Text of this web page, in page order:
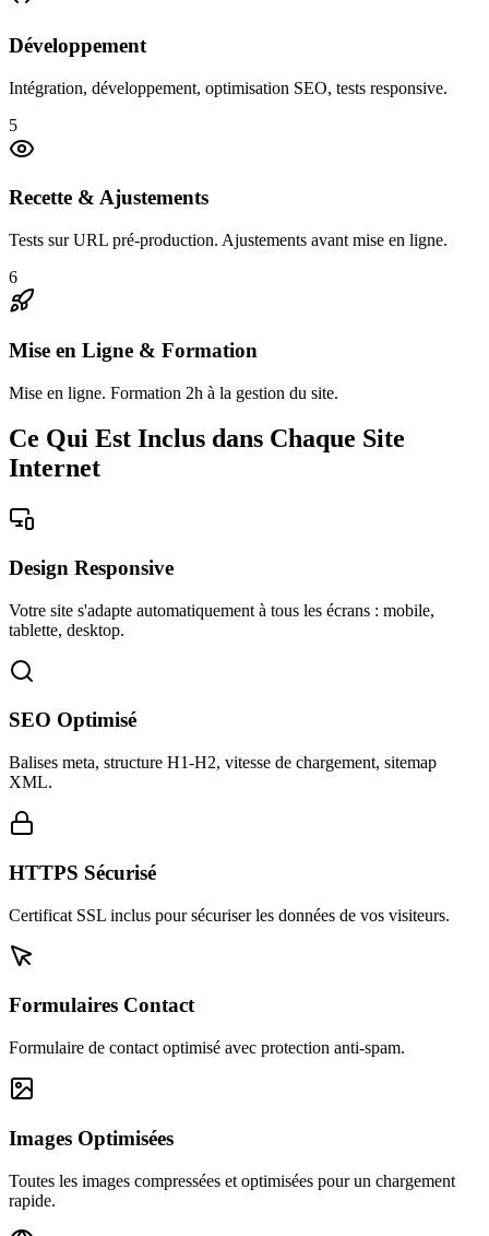
Développement
Intégration, développement, optimisation SEO, tests responsive.
5
Recette & Ajustements
Tests sur URL pré-production. Ajustements avant mise en ligne.
6
Mise en Ligne & Formation
Mise en ligne. Formation 2h à la gestion du site.
Ce Qui Est Inclus dans Chaque Site
Internet
Design Responsive
Votre site s'adapte automatiquement à tous les écrans : mobile,
tablette, desktop.
SEO Optimisé
Balises meta, structure H1-H2, vitesse de chargement, sitemap
XML.
HTTPS Sécurisé
Certificat SSL inclus pour sécuriser les données de vos visiteurs.
Formulaires Contact
Formulaire de contact optimisé avec protection anti-spam.
Images Optimisées
Toutes les images compressées et optimisées pour un chargement
rapide.